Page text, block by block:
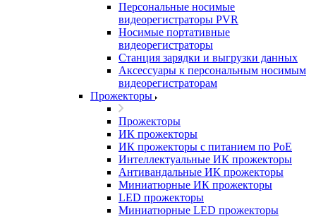
Персональные носимые
видеорегистраторы PVR
Носимые портативные
видеорегистраторы
Станция зарядки и выгрузки данных
Аксессуары к персональным носимым
видеорегистраторам
Прожекторы
Прожекторы
ИК прожекторы
ИК прожекторы с питанием по PoE
Интеллектуальные ИК прожекторы
Антивандальные ИК прожекторы
Миниатюрные ИК прожекторы
LED прожекторы
Миниатюрные LED прожекторы